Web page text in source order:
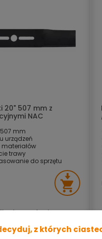
20" 507 mm z
NAC
mm
urządzeń
trawy
do sprzętu
i w markecie
z których